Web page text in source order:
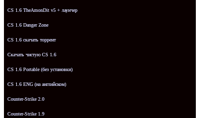
CS 1.6 TheAmonDit v5 + лаунчер
CS 1.6 Danger Zone
CS 1.6 скачать торрент
Скачать чистую CS 1.6
CS 1.6 Portable (без установки)
CS 1.6 ENG (на английском)
Counter-Strike 2.0
Counter-Strike 1.9